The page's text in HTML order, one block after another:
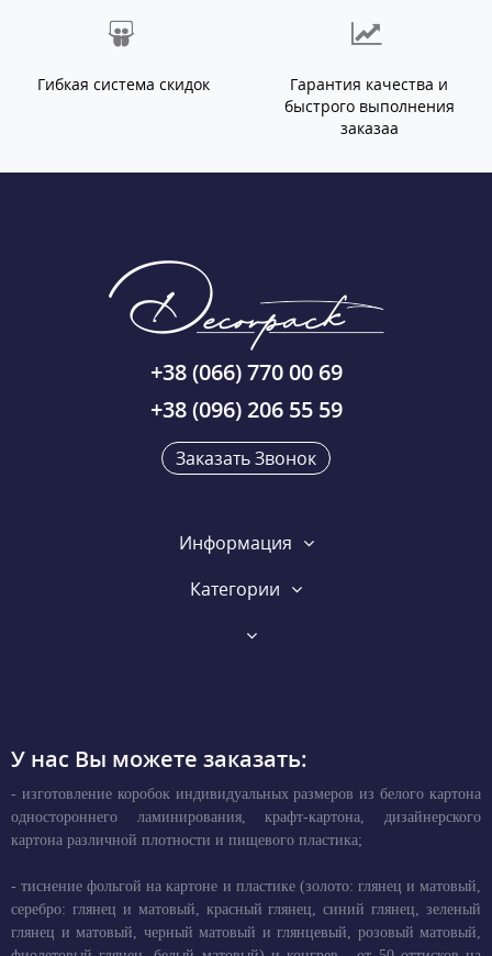
Гибкая система скидок
Гарантия качества и
быстрого выполнения
заказаа
+38 (066) 770 00 69
+38 (096) 206 55 59
Заказать Звонок
Информация
Категории
У нас Вы можете заказать:
- изготовление коробок индивидуальных размеров из белого картона
одностороннего ламинирования, крафт-картона, дизайнерского
картона различной плотности и пищевого пластика;
- тиснение фольгой на картоне и пластике (золото: глянец и матовый,
серебро: глянец и матовый, красный глянец, синий глянец, зеленый
глянец и матовый, черный матовый и глянцевый, розовый матовый,